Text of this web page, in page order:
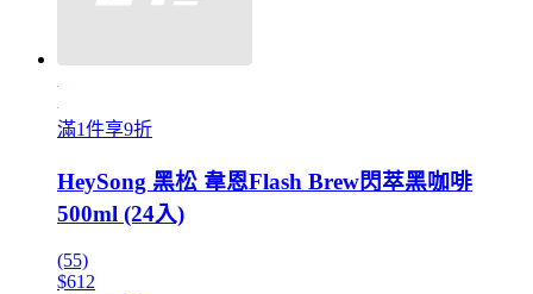
滿1件享9折
HeySong 黑松 韋恩Flash Brew閃萃黑咖啡
500ml (24入)
(55)
$612